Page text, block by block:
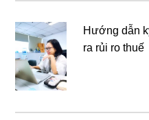
Hướng dẫn
ra rủi ro thuế